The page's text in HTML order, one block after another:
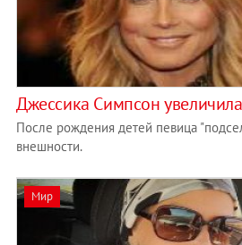
Джессика Симпсон
После рождения детей певица
внешности.
Мир